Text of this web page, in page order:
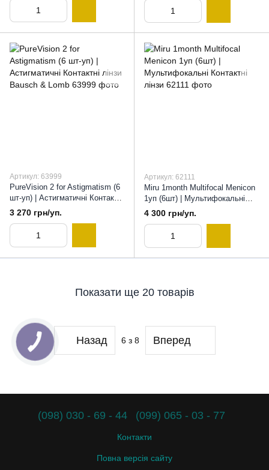
Артикул: 63999
PureVision 2 for Astigmatism (6
шт-уп) | Астигматичні Контактні
лінзи Bausch & Lomb, 8,9
3 270 грн/уп.
Артикул: 62111
Miru 1month Multifocal Menicon
1уп (6шт) | Мультифокальні
Контактні лінзи, 8,6
4 300 грн/уп.
Показати ще 20 товарів
Назад 6з 8 Вперед
(098) 030 - 69 - 44 (099) 065 - 03 - 77
Контакти
Повна версія сайту